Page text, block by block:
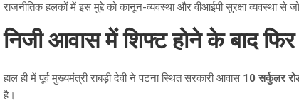
राजनीतिक हलकों में इस मुद्दे को कानून-व्यवस्था और वीआईपी सुरक्षा व्यवस्था से
निजी आवास में शिफ्ट होने के बाद फिर
हाल ही में पूर्व मुख्यमंत्री राबड़ी देवी ने पटना स्थित सरकारी आवास 10 सर्कुलर
है।